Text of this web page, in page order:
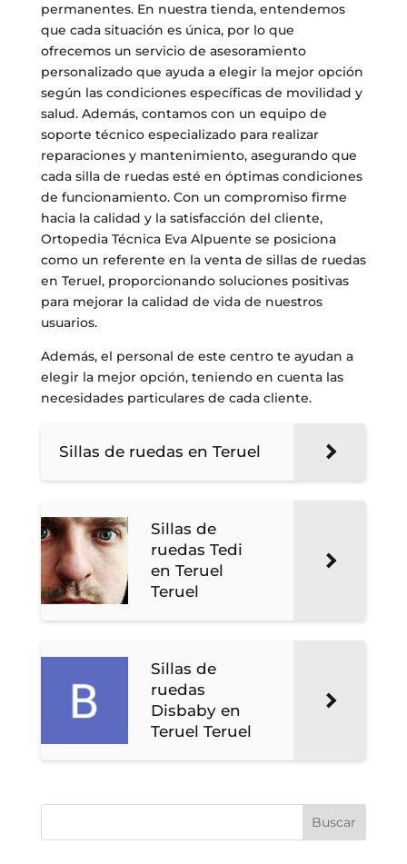
permanentes. En nuestra tienda, entendemos
que cada situación es única, por lo que
ofrecemos un servicio de asesoramiento
personalizado que ayuda a elegir la mejor opción
según las condiciones específicas de movilidad y
salud. Además, contamos con un equipo de
soporte técnico especializado para realizar
reparaciones y mantenimiento, asegurando que
cada silla de ruedas esté en óptimas condiciones
de funcionamiento. Con un compromiso firme
hacia la calidad y la satisfacción del cliente,
Ortopedia Técnica Eva Alpuente se posiciona
como un referente en la venta de sillas de ruedas
en Teruel, proporcionando soluciones positivas
para mejorar la calidad de vida de nuestros
usuarios.
Además, el personal de este centro te ayudan a
elegir la mejor opción, teniendo en cuenta las
necesidades particulares de cada cliente.
Sillas de ruedas en Teruel
Sillas de
ruedas Tedi
en Teruel
Teruel
Sillas de
ruedas
Disbaby en
Teruel Teruel
Buscar